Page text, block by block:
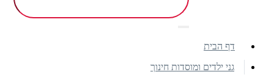
דף הבית
גני ילדים ומוסדות חינוך